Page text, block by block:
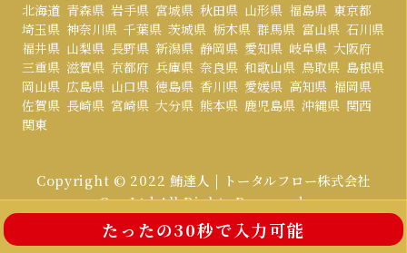
たったの30秒で入力可能
北海道 青森県 岩手県 宮城県 秋田県 山形県 福島県 東京都
埼玉県 神奈川県 千葉県 茨城県 栃木県 群馬県 富山県 石川県
福井県 山梨県 長野県 新潟県 静岡県 愛知県 岐阜県 大阪府
三重県 滋賀県 京都府 兵庫県 奈良県 和歌山県 鳥取県 島根県
岡山県 広島県 山口県 徳島県 香川県 愛媛県 高知県 福岡県
佐賀県 長崎県 宮崎県 大分県 熊本県 鹿児島県 沖縄県 関西
関東
Copyright © 2022 鮪達人 | トータルフロー株式会社
Co., Ltd All Rights Reserved.